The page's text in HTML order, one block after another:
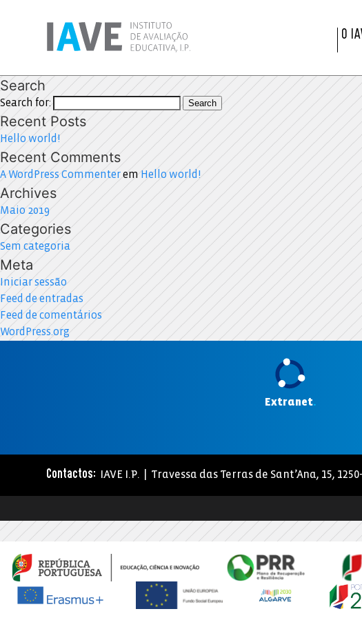
O
Search
Search for: Search
Recent Posts
Hello world!
Recent Comments
A WordPress Commenterem Hello world!
Archives
Maio 2019
Categories
Sem categoria
Meta
Iniciar sessão
Feed de entradas
Feed de comentários
WordPress.org
Extranet.
Contactos: IAVE I.P. | Travessa das Terras de Sant’Ana, 15,